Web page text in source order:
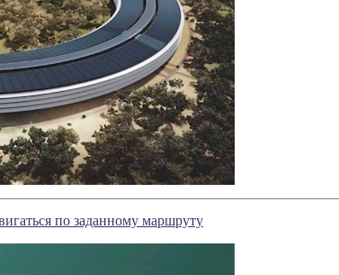
по заданному маршруту